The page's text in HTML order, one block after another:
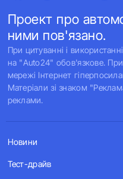
Проект про
ними пов'язано.
При цитуванні і
на "Auto24" обов'язкове. При
мережі Інтернет
Матеріали зі знаком
реклами.
Новини
Тест-драйв